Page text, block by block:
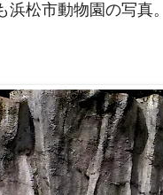
松市動物園の写真。